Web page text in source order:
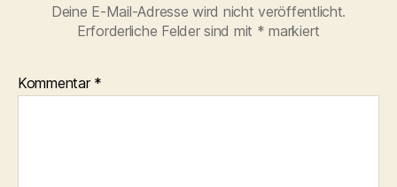
Deine E-Mail-Adresse wird nicht veröffentlicht.
Erforderliche Felder sind mit * markiert
Kommentar *